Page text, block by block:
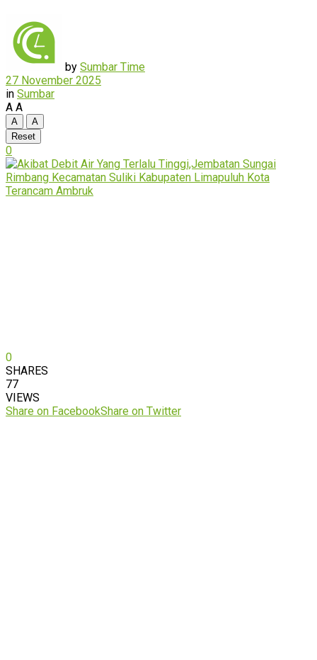
by Sumbar Time
27 November 2025
in Sumbar
A A
A
A
Reset
0
0
SHARES
77
VIEWS
Share on FacebookShare on Twitter